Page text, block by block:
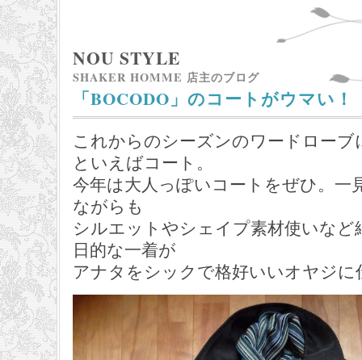
NOU STYLE
SHAKER HOMME 店主のブログ
「BOCODO」のコートがウマい！
これからのシーズンのワードロー
といえばコート。
今年は大人っぽいコートをぜひ。一
ながらも
シルエットやシェイプ素材使いな
日的な一着が
アナタをシックで格好いいオヤジ